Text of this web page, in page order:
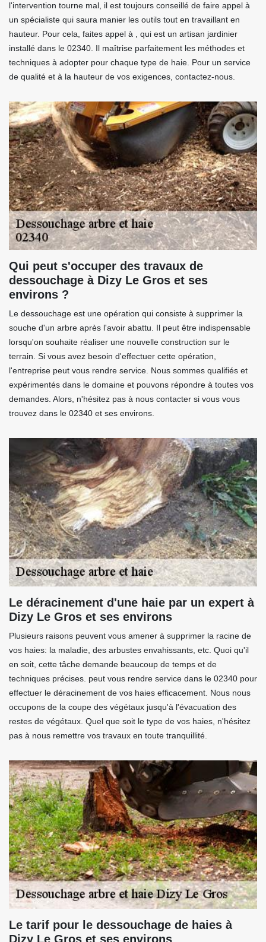
l'intervention tourne mal, il est toujours conseillé de faire appel à
un spécialiste qui saura manier les outils tout en travaillant en
hauteur. Pour cela, faites appel à , qui est un artisan jardinier
installé dans le 02340. Il maîtrise parfaitement les méthodes et
techniques à adopter pour chaque type de haie. Pour un service
de qualité et à la hauteur de vos exigences, contactez-nous.
Qui peut s'occuper des travaux de
dessouchage à Dizy Le Gros et ses
environs ?
Le dessouchage est une opération qui consiste à supprimer la
souche d'un arbre après l'avoir abattu. Il peut être indispensable
lorsqu'on souhaite réaliser une nouvelle construction sur le
terrain. Si vous avez besoin d'effectuer cette opération,
l'entreprise peut vous rendre service. Nous sommes qualifiés et
expérimentés dans le domaine et pouvons répondre à toutes vos
demandes. Alors, n'hésitez pas à nous contacter si vous vous
trouvez dans le 02340 et ses environs.
Le déracinement d'une haie par un expert à
Dizy Le Gros et ses environs
Plusieurs raisons peuvent vous amener à supprimer la racine de
vos haies: la maladie, des arbustes envahissants, etc. Quoi qu'il
en soit, cette tâche demande beaucoup de temps et de
techniques précises. peut vous rendre service dans le 02340 pour
effectuer le déracinement de vos haies efficacement. Nous nous
occupons de la coupe des végétaux jusqu'à l'évacuation des
restes de végétaux. Quel que soit le type de vos haies, n'hésitez
pas à nous remettre vos travaux en toute tranquillité.
Le tarif pour le dessouchage de haies à
Dizy Le Gros et ses environs